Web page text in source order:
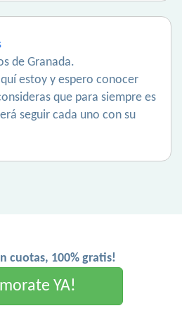
de Granada.
estoy y espero conocer
que para siempre es
seguir cada uno con su
cuotas, 100% gratis!
YA!